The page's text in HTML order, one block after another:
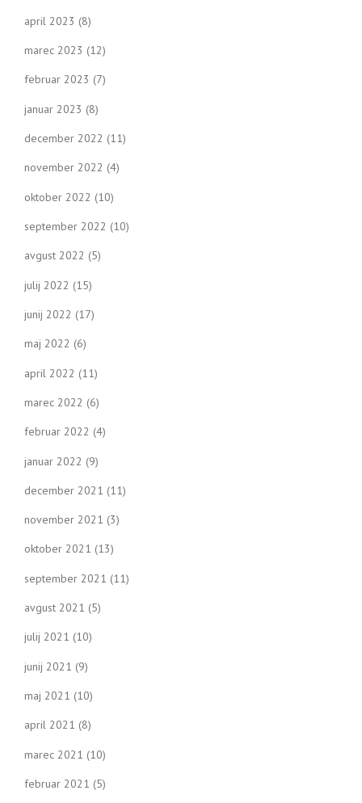
april 2023 (8)
marec 2023 (12)
februar 2023 (7)
januar 2023 (8)
december 2022 (11)
november 2022 (4)
oktober 2022 (10)
september 2022 (10)
avgust 2022 (5)
julij 2022 (15)
junij 2022 (17)
maj 2022 (6)
april 2022 (11)
marec 2022 (6)
februar 2022 (4)
januar 2022 (9)
december 2021 (11)
november 2021 (3)
oktober 2021 (13)
september 2021 (11)
avgust 2021 (5)
julij 2021 (10)
junij 2021 (9)
maj 2021 (10)
april 2021 (8)
marec 2021 (10)
februar 2021 (5)